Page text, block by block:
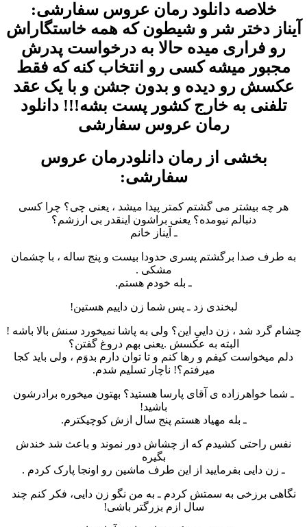
خلاصه دانلود رمان عروس سفارشی:
آیناز دختر شر و شیطون که همه خاستگاراش
رو فراری میده حالا به درخواست پدرش
مجبور میشه کسی رو انتخاب کنه که فقط
عکسش رو دیده و بدون جشن و با یک عقد
تلفنی به خارج کشور پست بشه!!! دانلود
رمان عروس سفارشی
بخشی از رمان دانلودرمان عروس
سفارشی:
هر چه بیشتر می گشتم کمتر پیدا میشد ، یعنی چی؟ چرا کسی
دنبالم نیومده؟ یعنی براشون اینقدر بی ارزشم؟
ـ آیناز خانم
به طرف صدا برگشتم پسری حدودا بیست و پنج ساله ، با چشمان
مشکی .
ـ بله خودم هستم.
لبخندی زد ـ پس شما زن داییم هستین!
چشام گرد شد ، زن داییِ این؟ ولی به پاشا نمیخورد سنش بالا باشه !
البته به عکسش .یعنی بهم دروغ گفتن؟
دلم میخواست کیفم و رها کنم و تا توان دارم بدوَم ، ولی باید کجا
میرفتم؟! ناچار تسلیم شدم.
ـ شما خواهرزاده ی آقای پارسا هستید؟ بهتون میخوره برادرشون
باشید!
ـ بله مهیاد هستم پنج سال ازش کوچیکترم.
نفس راحتی کشیدم که از چشاش دور نموند و باعث شد خندش
بگیره
ـ زن دایی بفرمایید از این طرف ماشین رو اونجا پارک کردم .
نگاهی برزخی به سمتش کردم ـ به من نگو زن دایی، فکر کنم چند
سال ازم بزرگتر باشی!